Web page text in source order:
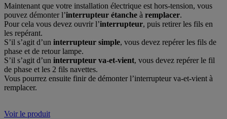
Maintenant que votre installation électrique est hors-tension, vous
pouvez démonter l’interrupteur étanche à remplacer.
Pour cela vous devez ouvrir l’interrupteur, puis retirer les fils en
les repérant.
S’il s’agit d’un interrupteur simple, vous devez repérer les fils de
phase et de retour lampe.
S’il s’agit d’un interrupteur va-et-vient, vous devez repérer le fil
de phase et les 2 fils navettes.
Vous pourrez ensuite finir de démonter l’interrupteur va-et-vient à
remplacer.
Voir le produit